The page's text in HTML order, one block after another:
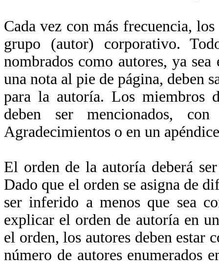
Cada vez con más frecuencia,
grupo (autor) corporativo.
nombrados como autores, ya
una nota al pie de página, deben
para la autoría. Los miembros
deben ser mencionados,
Agradecimientos o en un
El orden de la autoría deberá
Dado que el orden se asigna de
ser inferido a menos que sea
explicar el orden de autoría en
el orden, los autores deben estar
número de autores